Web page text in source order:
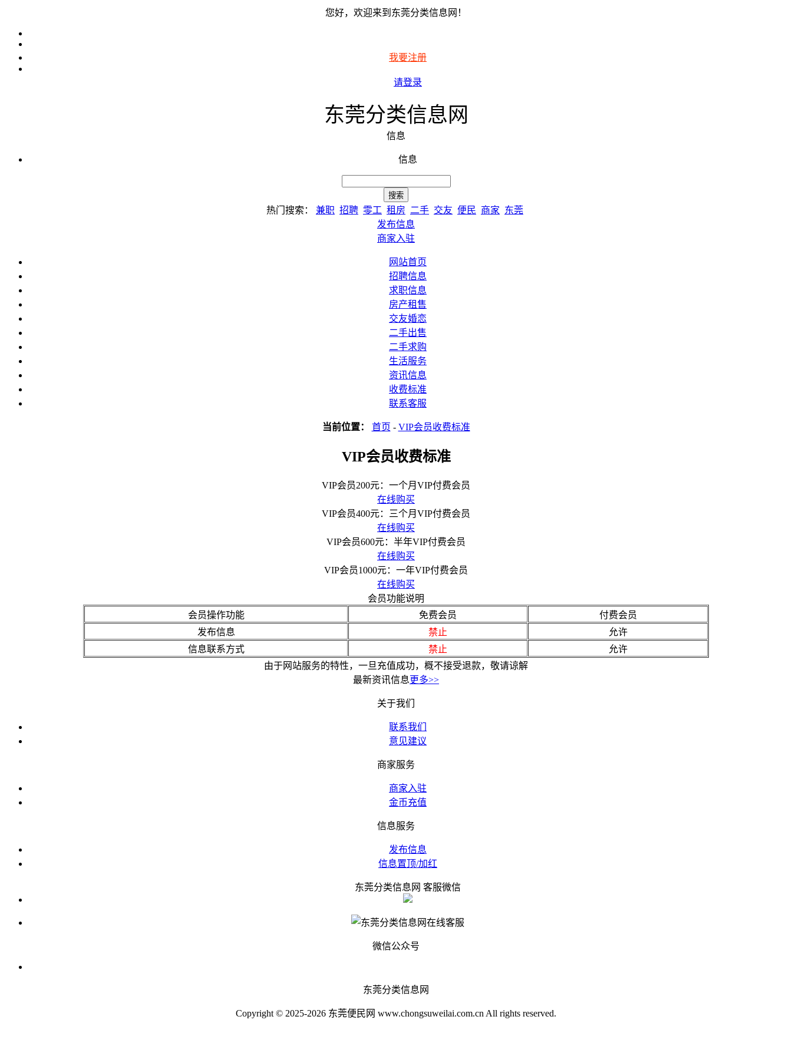
您好，欢迎来到东莞分类信息网！
我要注册
请登录
东莞分类信息网
信息
信息
热门搜索： 兼职 招聘 零工 租房 二手 交友 便民 商家 东莞
发布信息
商家入驻
网站首页
招聘信息
求职信息
房产租售
交友婚恋
二手出售
二手求购
生活服务
资讯信息
收费标准
联系客服
当前位置： 首页 - VIP会员收费标准
VIP会员收费标准
VIP会员200元：一个月VIP付费会员
在线购买
VIP会员400元：三个月VIP付费会员
在线购买
VIP会员600元：半年VIP付费会员
在线购买
VIP会员1000元：一年VIP付费会员
在线购买
会员功能说明
会员操作功能
免费会员
付费会员
发布信息
禁止
允许
信息联系方式
禁止
允许
由于网站服务的特性，一旦充值成功，概不接受退款，敬请谅解
最新资讯信息更多>>
关于我们
联系我们
意见建议
商家服务
商家入驻
金币充值
信息服务
发布信息
信息置顶/加红
东莞分类信息网 客服微信
微信公众号
东莞分类信息网
Copyright © 2025-2026 东莞便民网 www.chongsuweilai.com.cn All rights reserved.